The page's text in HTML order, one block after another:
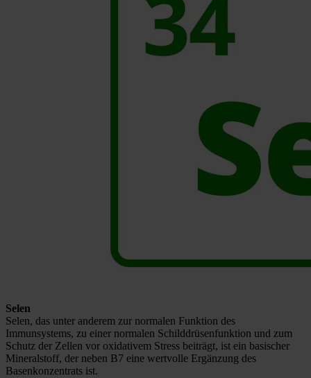
Selen
Selen, das unter anderem zur normalen Funktion des
Immunsystems, zu einer normalen Schilddrüsenfunktion und zum
Schutz der Zellen vor oxidativem Stress beiträgt, ist ein basischer
Mineralstoff, der neben B7 eine wertvolle Ergänzung des
Basenkonzentrats ist.